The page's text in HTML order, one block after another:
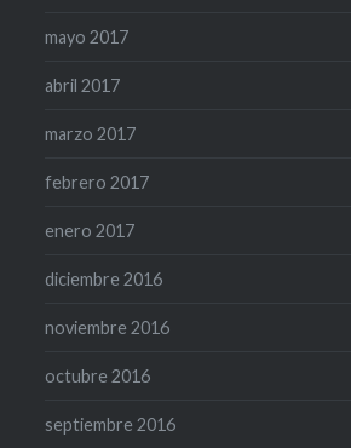
mayo 2017
abril 2017
marzo 2017
febrero 2017
enero 2017
diciembre 2016
noviembre 2016
octubre 2016
septiembre 2016